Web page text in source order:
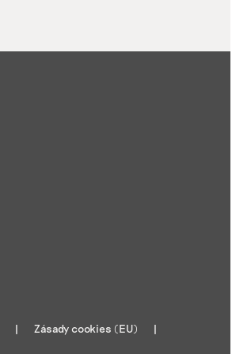
Zásady cookies (EU)